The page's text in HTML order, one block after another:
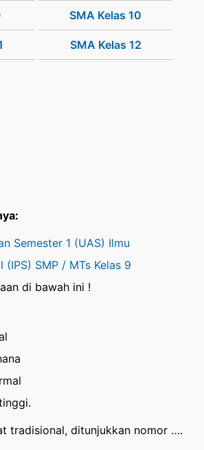
SMA Kelas 10
SMA Kelas 12
Semester 1 (UAS) Ilmu
(IPS) SMP / MTs Kelas 9
di bawah ini !
tradisional, ditunjukkan nomor ….